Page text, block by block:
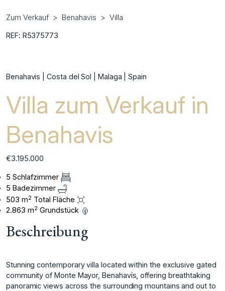
Zum Verkauf Benahavis Villa
REF: R5375773
Benahavis | Costa del Sol | Malaga | Spain
Villa zum Verkauf in
Benahavis
€3.195.000
5 Schlafzimmer
5 Badezimmer
503 m2 Total Fläche
2.863 m2 Grundstück
Beschreibung
Stunning contemporary villa located within the exclusive gated
community of Monte Mayor, Benahavís, offering breathtaking
panoramic views across the surrounding mountains and out to